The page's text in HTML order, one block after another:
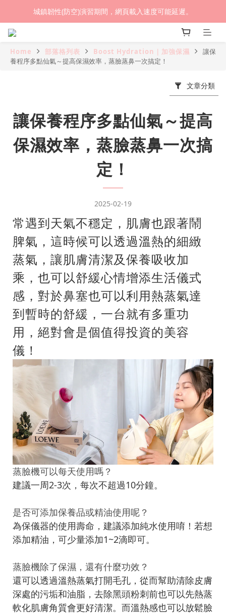
(熱銷加開優惠) 限時滿額贈🎁 LED循環涼風桌扇
城鎮韌性(防空)演習期間，網頁載入速度可能延遲。
(熱銷加開優惠) 限時滿額贈🎁 LED循環涼風桌扇
Home 部落格列表 Boost Hydration｜加強保濕
讓保
養程序多點仙氣～提高保濕效率，蒸臉蒸鼻一次搞定！
文章分類
讓保養程序多點仙氣～提高
保濕效率，蒸臉蒸鼻一次搞
定！
2025-02-19
常遇到天氣不穩定，肌膚也跟著鬧
脾氣，這時候可以透過溫熱的細緻
蒸氣，讓肌膚清潔及保養吸收加
乘，也可以舒緩心情增添生活儀式
感，對於鼻塞也可以利用熱蒸氣達
到暫時的舒緩，一台就有多重功
用，絕對會是個值得投資的美容
儀！
蒸臉機可以每天使用嗎？
建議一周2-3次，每次不超過10分鐘。
是否可添加保養品或精油使用呢？
為保儀器的使用壽命，建議添加純水使用唷！若想
添加精油，可少量添加1~2滴即可。
蒸臉機除了保濕，還有什麼功效？
還可以透過溫熱蒸氣打開毛孔，從而幫助清除皮膚
深處的污垢和油脂，去除黑頭粉刺前也可以先熱蒸
軟化肌膚角質會更好清潔。而溫熱感也可以放鬆臉